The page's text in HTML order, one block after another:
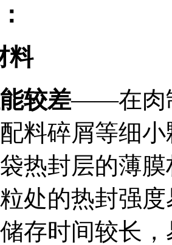
料
较差——在肉
料碎屑等细
热封层的薄
处的热封强
存时间较长